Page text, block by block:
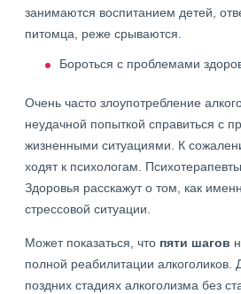
занимаются воспитанием детей,
питомца, реже срываются.
Бороться с проблемами
Очень часто злоупотребление
неудачной попыткой справиться с
жизненными ситуациями. К
ходят к психологам.
Здоровья расскажут о том, как
стрессовой ситуации.
Может показаться, что пяти шагов
полной реабилитации алкоголиков.
поздних стадиях алкоголизма без